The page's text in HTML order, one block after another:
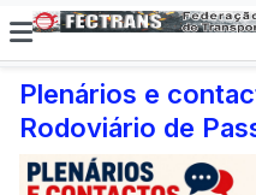
Plenários e
Rodoviário de